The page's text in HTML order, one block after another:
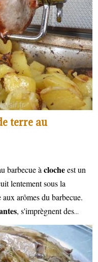
Prenez ce couloir et
Vous voyez mon
sera invité pour la
terre au
barbecue àclocheest un
lentement sous la
arômes du barbecue.
, s'imprègnent des
et authentique.